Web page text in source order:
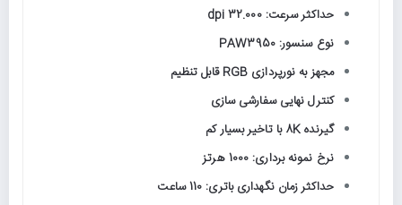
حداکثر سرعت: 32.000 dpi
نوع سنسور: PAW3950
مجهز به نورپردازی RGB قابل تنظیم
کنترل نهایی سفارشی سازی
گیرنده 8K با تاخیر بسیار کم
نرخ نمونه برداری: 1000 هرتز
حداکثر زمان نگهداری باتری: 110 ساعت